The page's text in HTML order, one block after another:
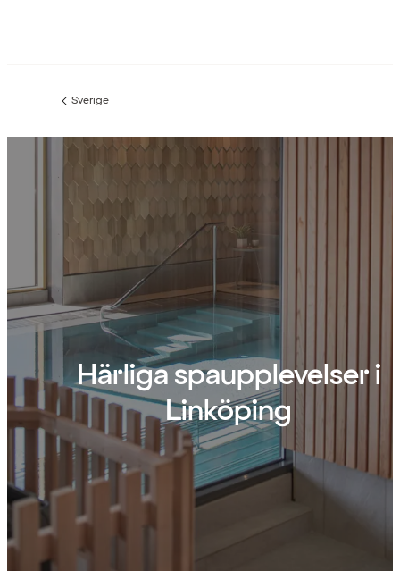
Föregående
Sverige
Härliga spaupplevelser i
Linköping